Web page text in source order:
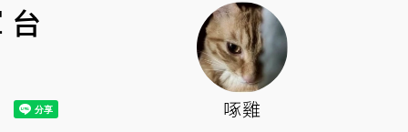
台
啄雞